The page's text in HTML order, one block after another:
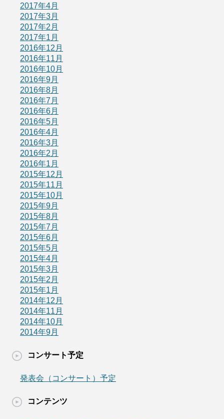
2017年4月
2017年3月
2017年2月
2017年1月
2016年12月
2016年11月
2016年10月
2016年9月
2016年8月
2016年7月
2016年6月
2016年5月
2016年4月
2016年3月
2016年2月
2016年1月
2015年12月
2015年11月
2015年10月
2015年9月
2015年8月
2015年7月
2015年6月
2015年5月
2015年4月
2015年3月
2015年2月
2015年1月
2014年12月
2014年11月
2014年10月
2014年9月
コンサート予定
発表会（コンサート）予定
コンテンツ